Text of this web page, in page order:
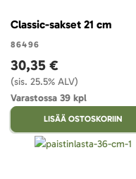
Classic-sakset 21 cm
86496
30,35 €
(sis. 25.5% ALV)
Varastossa 39 kpl
LISÄÄ OSTOSKORIIN